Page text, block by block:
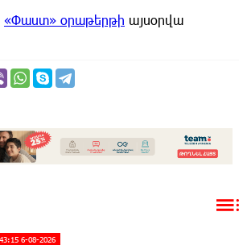
«Փաստ» օրաթերթի այսօրվա
6-08-2026